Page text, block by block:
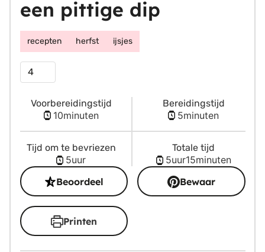
een pittige dip
recepten herfst ijsjes
Porties
Voorbereidingstijd
10minuten
minuten
Bereidingstijd
5minuten
minuten
Tijd om te bevriezen
5uur
uur
Totale tijd
5uur
uur15minuten
minuten
Beoordeel
Bewaar
Printen